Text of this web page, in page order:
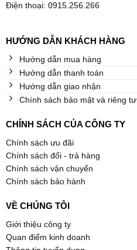
Điện thoại: 0915.256.266
HƯỚNG DẪN KHÁCH HÀNG
Hướng dẫn mua hàng
Hướng dẫn thanh toán
Hướng dẫn giao nhận
Chính sách bảo mật và riêng tư
CHÍNH SÁCH CỦA CÔNG TY
Chính sách ưu đãi
Chính sách đổi - trả hàng
Chính sách vận chuyển
Chính sách bảo hành
VỀ CHÚNG TÔI
Giới thiệu công ty
Quan điểm kinh doanh